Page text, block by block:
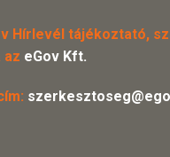
Hírlevél tájékoztató,
az eGov Kft.